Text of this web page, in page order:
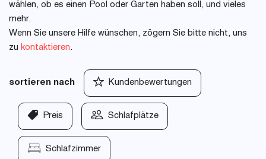
wählen, ob es einen Pool oder Garten haben soll, und vieles
mehr.
Wenn Sie unsere Hilfe wünschen, zögern Sie bitte nicht, uns
zu kontaktieren.
sortieren nach Kundenbewertungen
Preis Schlafplätze
Schlafzimmer